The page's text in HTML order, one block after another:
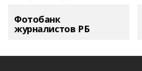
Фотобанк
журналистов РБ